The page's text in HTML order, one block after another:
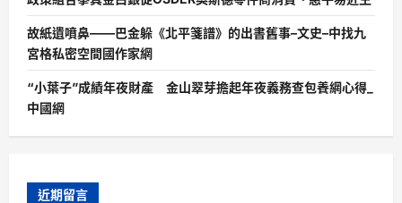
故紙遺噴鼻——巴金躲《北平箋譜》的出書舊事–文史–中找九
宮格私密空間國作家網
“小葉子”成績年夜財產 金山翠芽擔起年夜義務查包養網心得_
中國網
近期留言